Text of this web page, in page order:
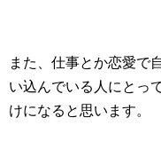
また、仕事とか恋愛で
い込んでいる人にとっ
けになると思います。